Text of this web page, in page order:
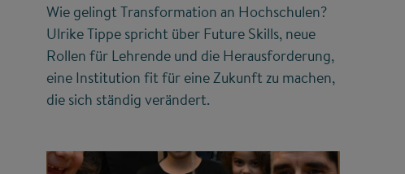
Wie gelingt Transformation an Hochschulen?
Ulrike Tippe spricht über Future Skills, neue
Rollen für Lehrende und die Herausforderung,
eine Institution fit für eine Zukunft zu machen,
die sich ständig verändert.